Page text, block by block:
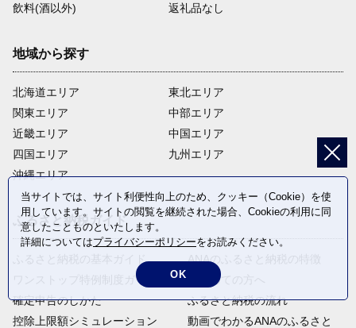
飲料(酒以外)
返礼品なし
地域から探す
北海道エリア
関東エリア
近畿エリア
四国エリア
沖縄エリア
東北エリア
中部エリア
中国エリア
九州エリア
ふるさと納税ガイド
ふるさと納税の基本ガイド
ワンストップ特例制度ガイド
確定申告のしかた
控除上限額シミュレーション
ANAのふるさと納税の特徴
はじめての方へ
ふるさと納税の流れ
動画でわかるANAのふるさと
当サイトでは、サイト利便性向上のため、クッキー（Cookie）を使
用しています。サイトの閲覧を継続された場合、Cookieの利用に同
意したことものといたします。
詳細についてはプライバシーポリシーをお読みください。
OK